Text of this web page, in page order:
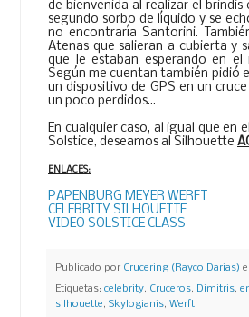
de bienvenida al realizar el
segundo sorbo de líquido y se
no encontraría Santorini.
Atenas que salieran a cubierta y
que le estaban esperando en el
Según me cuentan también pidió
un dispositivo de GPS en un
un poco perdidos...
En cualquier caso, al igual que en
Solstice, deseamos al Silhouette
ENLACES:
PAPENBURG MEYER WERFT
CELEBRITY SILHOUETTE
VIDEO SOLSTICE CLASS
Publicado por Crucering (Rayco Darias)
Etiquetas: celebrity, Cruceros, Dimitris,
silhouette, Skylogianis, Werft